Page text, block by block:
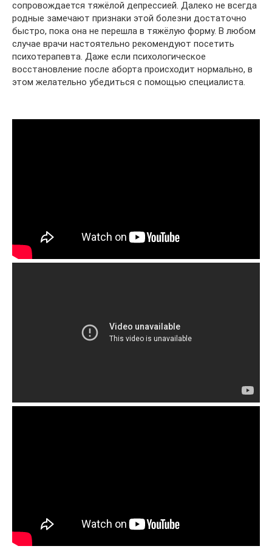
сопровождается тяжёлой депрессией. Далеко не всегда
родные замечают признаки этой болезни достаточно
быстро, пока она не перешла в тяжёлую форму. В любом
случае врачи настоятельно рекомендуют посетить
психотерапевта. Даже если психологическое
восстановление после аборта происходит нормально, в
этом желательно убедиться с помощью специалиста.